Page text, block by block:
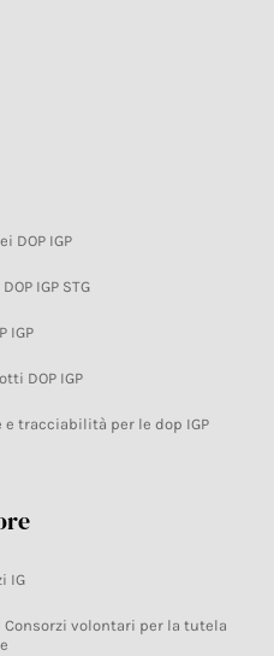
DOP IGP
IGP STG
IGP
DOP IGP
tracciabilità per le dop IGP
IG
Consorzi volontari per la tutela